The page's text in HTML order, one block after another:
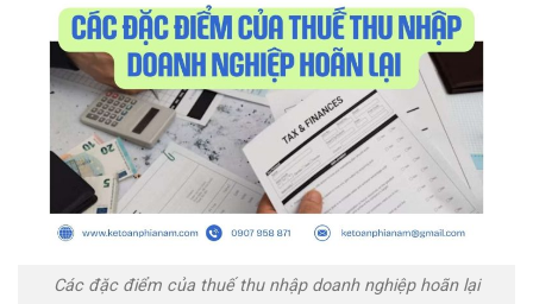
Các đặc điểm của thuế thu nhập doanh nghiệp hoãn lại